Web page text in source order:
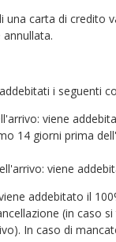
carta di credito
i seguenti
viene
14 giorni prima
viene
addebitato il
(in caso
In caso di